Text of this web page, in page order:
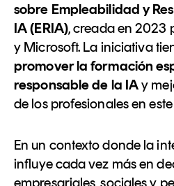
sobre Empleabilidad y
IA (ERIA), creada en 2023
y Microsoft. La iniciativa
promover la formación
responsable de la IAy
de los profesionales en
En un contexto donde la
influye cada vez más en